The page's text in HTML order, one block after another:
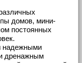
домов, мини-
постоянных
надежными
дренажным